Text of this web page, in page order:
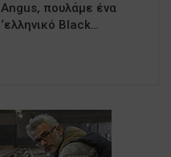
Angus, πουλάμε ένα
‘ελληνικό Black…